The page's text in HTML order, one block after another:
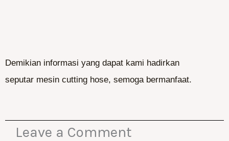
Demikian informasi yang dapat kami hadirkan
seputar mesin cutting hose, semoga bermanfaat.
Leave a Comment